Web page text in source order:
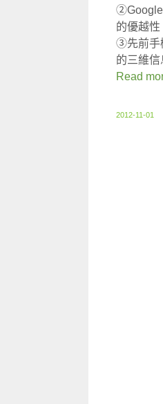
②Google
的優越
③先前手
的三維
Read
2012-11-01